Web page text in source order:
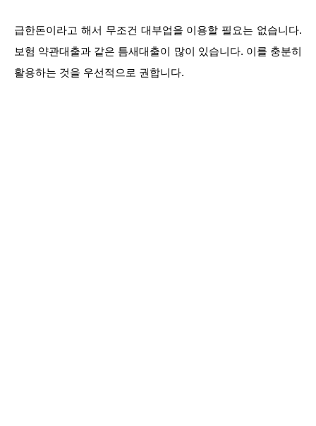
급한돈이라고 해서 무조건 대부업을 이용할 필요는 없습니다.
보험 약관대출과 같은 틈새대출이 많이 있습니다. 이를 충분히
활용하는 것을 우선적으로 권합니다.